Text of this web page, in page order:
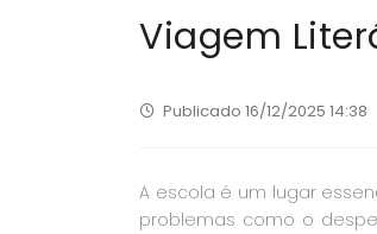
Viagem
Publicado 16/12/2025 14:38
A escola é um lugar
problemas como o